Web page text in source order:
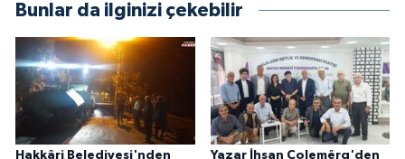
Bunlar da ilginizi çekebilir
Hakkâri Belediyesi'nden
Yazar İhsan Çolemêrg'den